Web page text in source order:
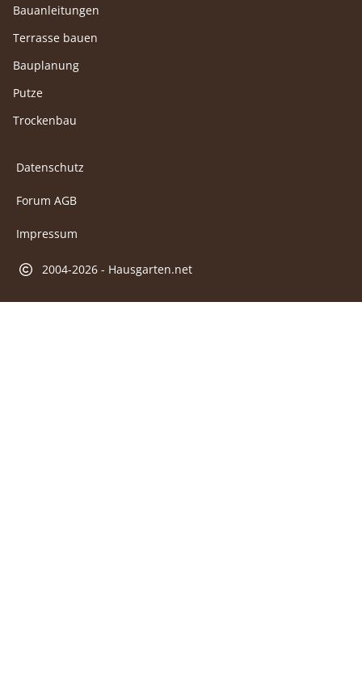
Bauanleitungen
Terrasse bauen
Bauplanung
Putze
Trockenbau
Datenschutz
Forum AGB
Impressum
2004-2026 - Hausgarten.net